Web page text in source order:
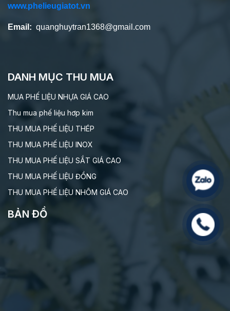
www.phelieugiatot.vn
Email: quanghuytran1368@gmail.com
DANH MỤC THU MUA
MUA PHẾ LIỆU NHỰA GIÁ CAO
Thu mua phế liệu hơp kim
THU MUA PHẾ LIỆU THÉP
THU MUA PHẾ LIỆU INOX
THU MUA PHẾ LIỆU SẮT GIÁ CAO
THU MUA PHẾ LIỆU ĐỒNG
THU MUA PHẾ LIỆU NHÔM GIÁ CAO
BẢN ĐỒ